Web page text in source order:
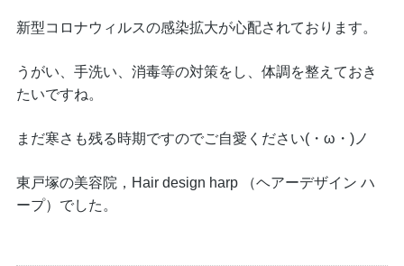
新型コロナウィルスの感染拡大が心配されております。
うがい、手洗い、消毒等の対策をし、体調を整えておき
たいですね。
まだ寒さも残る時期ですのでご自愛ください(・ω・)ノ
東戸塚の美容院，Hair design harp （ヘアーデザイン ハ
ープ）でした。